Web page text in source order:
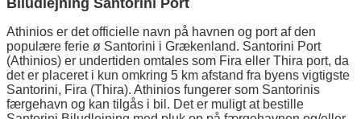
Athinios er det officielle navn på havnen og port af den
populære ferie ø Santorini i Grækenland. Santorini Port
(Athinios) er undertiden omtales som Fira eller Thira port, da
det er placeret i kun omkring 5 km afstand fra byens vigtigste
Santorini, Fira (Thira). Athinios fungerer som Santorinis
færgehavn og kan tilgås i bil. Det er muligt at bestille